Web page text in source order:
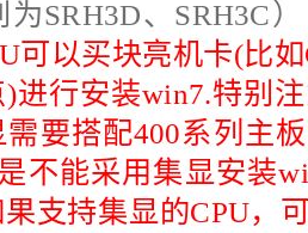
SRH3D、SRH3C
可以买块亮机卡(比
进行安装win7.特别
要搭配400系列主
不能采用集显安装
支持集显的CPU，